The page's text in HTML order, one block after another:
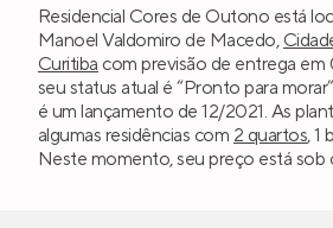
Residencial Cores de Outono está
Manoel Valdomiro de Macedo,
Curitiba com previsão de entrega
seu status atual é “Pronto para
é um lançamento de 12/2021. As
algumas residências com 2 quartos, 1
Neste momento, seu preço está sob